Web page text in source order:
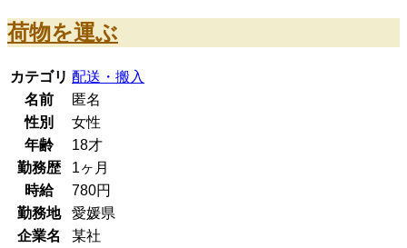
荷物を運ぶ
カテゴリ 配送・搬入
名前
匿名
性別
女性
年齢
18才
勤務歴
1ヶ月
時給
780円
勤務地
愛媛県
企業名
某社